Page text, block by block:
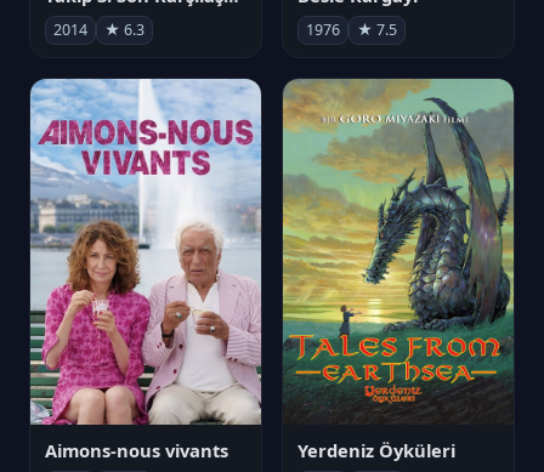
2014 ★ 6.3 1976 ★ 7.5
Aimons-nous vivants Yerdeniz Öyküleri